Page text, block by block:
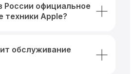
России официальное
техники Apple?
обслуживание